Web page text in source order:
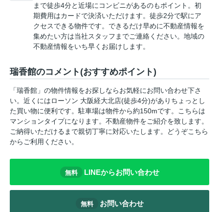
まで徒歩4分と近場にコンビニがあるのもポイント。初
期費用はカードで決済いただけます。徒歩2分で駅にア
クセスできる物件です。できるだけ早めに不動産情報を
集めたい方は当社スタッフまでご連絡ください。地域の
不動産情報をいち早くお届けします。
瑞香館のコメント(おすすめポイント)
「瑞香館」の物件情報をお探しならお気軽にお問い合わせ下さ
い。近くにはローソン 大阪経大北店(徒歩4分)がありちょっとし
た買い物に便利です。駐車場は物件から約150mです。こちらは
マンションタイプになります。不動産物件をご紹介を致します。
ご納得いただけるまで親切丁寧に対応いたします。どうぞこちら
からご利用ください。
無料 LINEからお問い合わせ
無料 お問い合わせ